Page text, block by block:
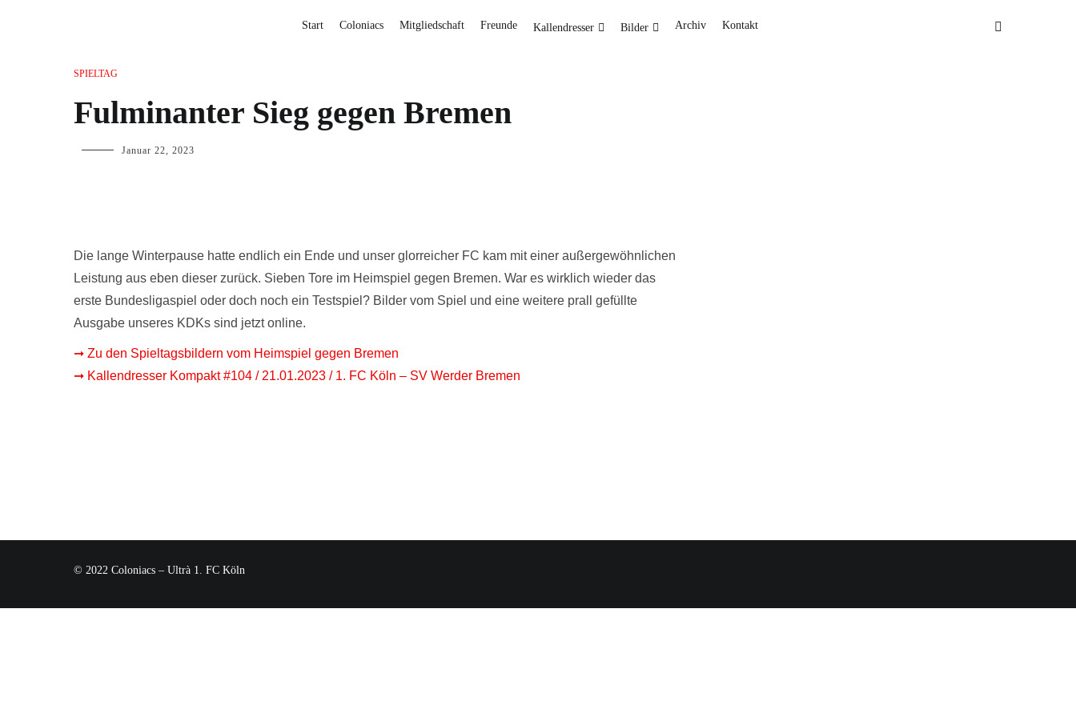
Start Coloniacs Mitgliedschaft Freunde Kallendresser Bilder Archiv Kontakt
SPIELTAG
Fulminanter Sieg gegen Bremen
Januar 22, 2023
Die lange Winterpause hatte endlich ein Ende und unser glorreicher FC kam mit einer außergewöhnlichen
Leistung aus eben dieser zurück. Sieben Tore im Heimspiel gegen Bremen. War es wirklich wieder das
erste Bundesligaspiel oder doch noch ein Testspiel? Bilder vom Spiel und eine weitere prall gefüllte
Ausgabe unseres KDKs sind jetzt online.
➞ Zu den Spieltagsbildern vom Heimspiel gegen Bremen
➞ Kallendresser Kompakt #104 / 21.01.2023 / 1. FC Köln – SV Werder Bremen
© 2022 Coloniacs – Ultrà 1. FC Köln